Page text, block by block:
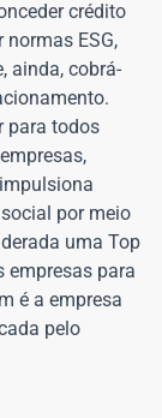
crédito
ESG,
ainda, cobrá-
para todos
por meio
uma Top
empresas para
é a empresa
pelo